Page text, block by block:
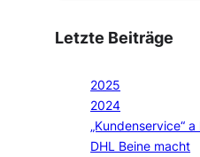
Letzte Beiträge
2025
2024
„Kundenservice“
DHL Beine macht